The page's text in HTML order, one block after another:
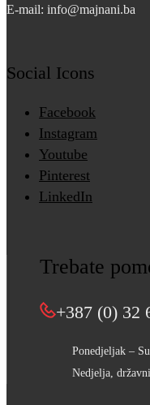
E-mail: info@majnani.ba
Social Icons
Facebook
Instagram
Youtube
Pinterest
LinkedIn
Trebate
+387 (0) 32
Ponedjeljak –
Nedjelja,